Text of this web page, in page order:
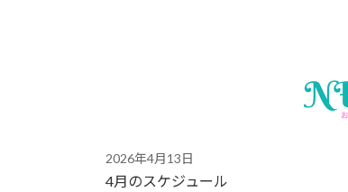
2026年4月13日
4月のスケジュール